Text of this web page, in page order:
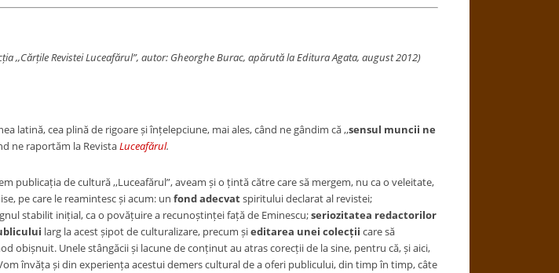
,,Cărțile Revistei Luceafărul”, autor: Gheorghe Burac, apărută la Editura Agata, august 2012)
latină, cea plină de rigoare și înțelepciune, mai ales, când ne gândim că ,,sensul muncii ne
ne raportăm la RevistaLuceafărul.
publicația de cultură ,,Luceafărul”, aveam și o țintă către care să mergem, nu ca o veleitate,
pe care le reamintesc și acum: un fond adecvatspiritului declarat al revistei;
stabilit inițial, ca o povățuire a recunoștinței față de Eminescu;seriozitatea redactorilor
larg la acest șipot de culturalizare, precum șieditarea unei colecții care să
obișnuit. Unele stângăcii și lacune de conținut au atras corecții de la sine, pentru că, și aici,
învăța și din experiența acestui demers cultural de a oferi publicului, din timp în timp, câte